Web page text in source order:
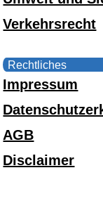
Verkehrsrecht
Rechtliches
Impressum
AGB
Disclaimer